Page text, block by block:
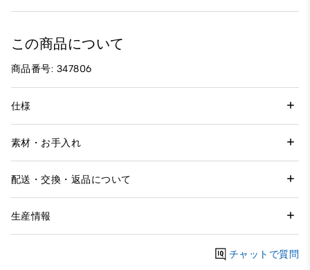
この商品について
商品番号: 347806
仕様
素材・お手入れ
配送・交換・返品について
生産情報
チャットで質問